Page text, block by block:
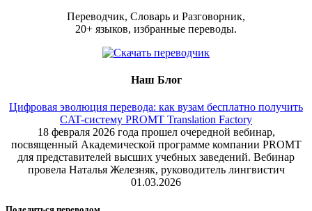
Переводчик, Словарь и Разговорник,
20+ языков, избранные переводы.
Наш Блог
Цифровая эволюция перевода: как вузам бесплатно получить
CAT-систему PROMT Translation Factory
18 февраля 2026 года прошел очередной вебинар,
посвященный Академической программе компании PROMT
для представителей высших учебных заведений. Вебинар
провела Наталья Железняк, руководитель лингвистич
01.03.2026